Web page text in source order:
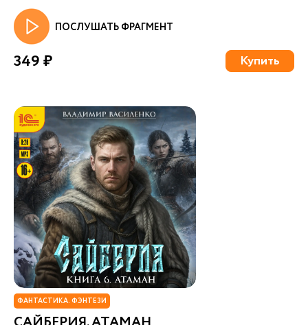
ПОСЛУШАТЬ ФРАГМЕНТ
349 ₽ Купить
ФАНТАСТИКА. ФЭНТЕЗИ